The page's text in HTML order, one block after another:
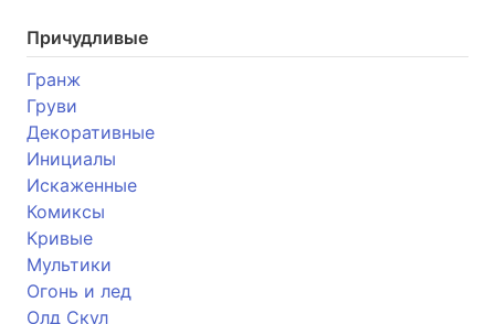
Причудливые
Гранж
Груви
Декоративные
Инициалы
Искаженные
Комиксы
Кривые
Мультики
Огонь и лед
Олд Скул